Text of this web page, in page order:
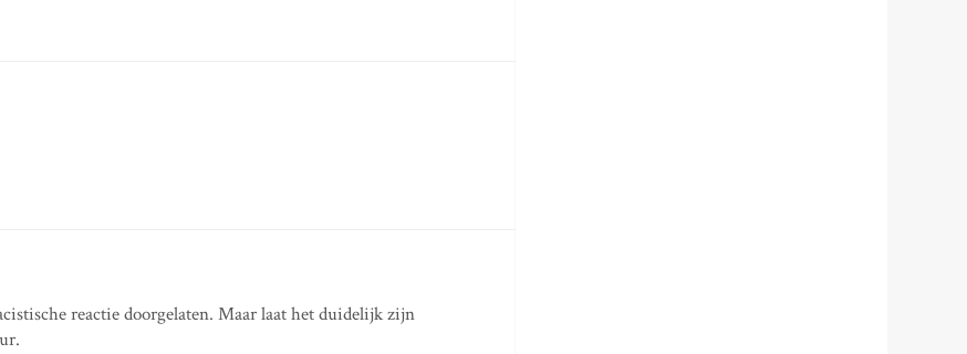
reactie doorgelaten. Maar laat het duidelijk zijn